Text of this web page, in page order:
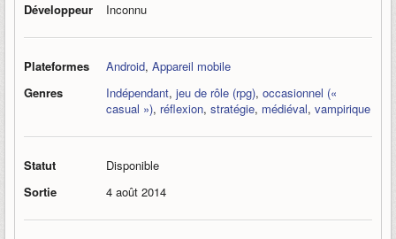
Développeur Inconnu
Plateformes Android, Appareil mobile
Genres
Indépendant, jeu de rôle (rpg), occasionnel («
casual »), réflexion, stratégie, médiéval, vampirique
Statut
Disponible
Sortie
4 août 2014